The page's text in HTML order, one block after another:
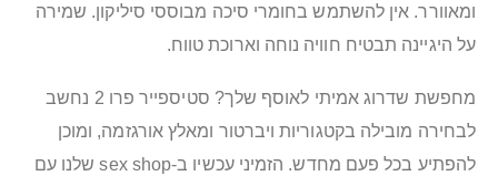
ומאוורר. אין להשתמש בחומרי סיכה מבוססי סיליקון. שמירה
על היגיינה תבטיח חוויה נוחה וארוכת טווח.
מחפשת שדרוג אמיתי לאוסף שלך? סטיספייר פרו 2 נחשב
לבחירה מובילה בקטגוריות ויברטור ומאלץ אורגזמה, ומוכן
להפתיע בכל פעם מחדש. הזמיני עכשיו ב-sex shop שלנו עם